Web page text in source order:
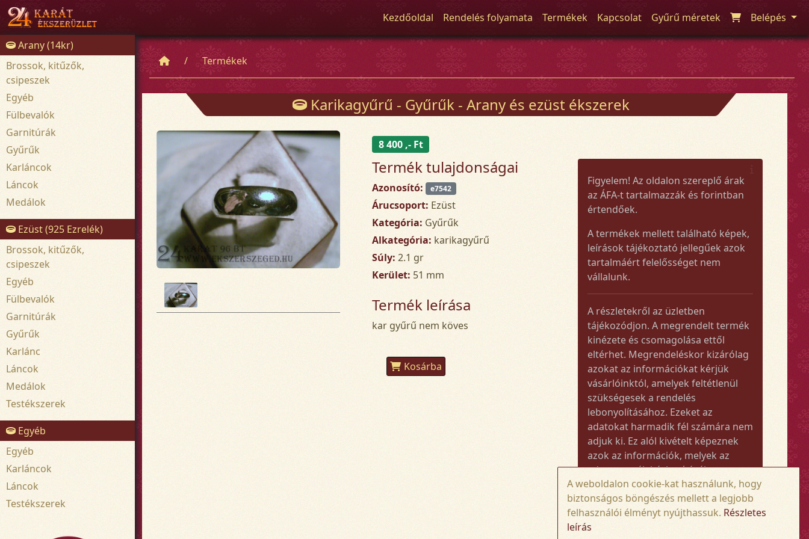
Kezdőoldal Rendelés folyamata Termékek Kapcsolat Gyűrű méretek Belépés
Arany (14kr)
Brossok, kitűzők,
csipeszek
Egyéb
Fülbevalók
Garnitúrák
Gyűrűk
Karláncok
Láncok
Medálok
Ezüst (925 Ezrelék)
Brossok, kitűzők,
csipeszek
Egyéb
Fülbevalók
Garnitúrák
Gyűrűk
Karlánc
Láncok
Medálok
Testékszerek
Egyéb
Egyéb
Karláncok
Láncok
Testékszerek
Termékek
Karikagyűrű - Gyűrűk - Arany és ezüst ékszerek
8 400 ,- Ft
Termék tulajdonságai
Azonosító: e7542
Árucsoport: Ezüst
Kategória: Gyűrűk
Alkategória: karikagyűrű
Súly: 2.1 gr
Kerület: 51 mm
Termék leírása
kar gyűrű nem köves
Kosárba
Figyelem! Az oldalon szereplő árak
az ÁFA-t tartalmazzák és forintban
értendőek.
A termékek mellett található képek,
leírások tájékoztató jellegűek azok
tartalmáért felelősséget nem
vállalunk.
A részletekről az üzletben
tájékozódjon. A megrendelt termék
kinézete és csomagolása ettől
eltérhet. Megrendeléskor kizárólag
azokat az információkat kérjük
vásárlóinktól, amelyek feltétlenül
szükségesek a rendelés
lebonyolításához. Ezeket az
adatokat harmadik fél számára nem
adjuk ki. Ez alól kivételt képeznek
azok az információk, melyek az
adott termék kézbesítéséhez vagy
kiszállításához szükségesek.
Amennyiben a megrendelt termék
összege meghaladja az 50.000 Ft-ot,
A weboldalon cookie-kat használunk, hogy
biztonságos böngészés mellett a legjobb
felhasználói élményt nyújthassuk. Részletes
leírás